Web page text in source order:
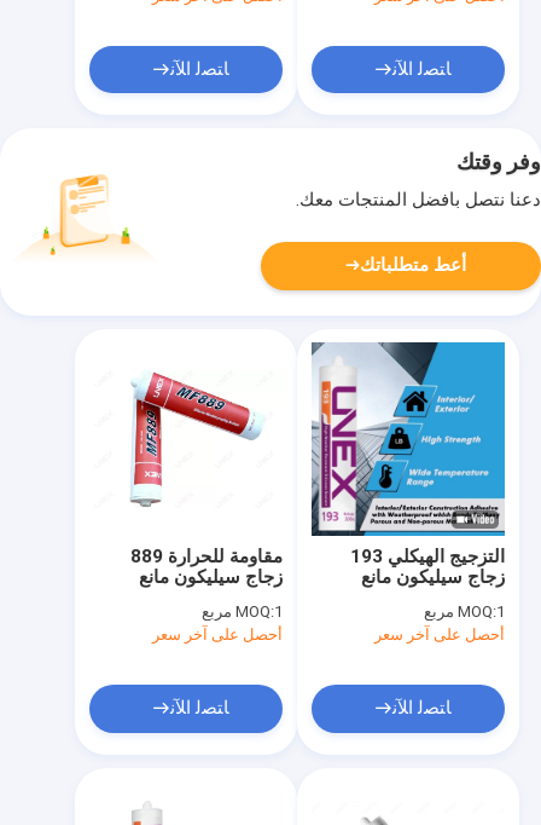
ﺎﺘﺼﻟ ﺍﻶﻧ ﺎﺘﺼﻟ ﺍﻶﻧ
وفر وقتك
دعنا نتصل بأفضل المنتجات معك.
أعط متطلباتك
مقاومة للحرارة 889
زجاج سيليكون مانع
مواد لاصقة محايدة مانعة
لتسرب الماء
MOQ:1 مربع
أحصل على آخر سعر
ﺎﺘﺼﻟ ﺍﻶﻧ
التزجيج الهيكلي 193
زجاج سيليكون مانع
العالي
MOQ:1 مربع
أحصل على آخر سعر
ﺎﺘﺼﻟ ﺍﻶﻧ